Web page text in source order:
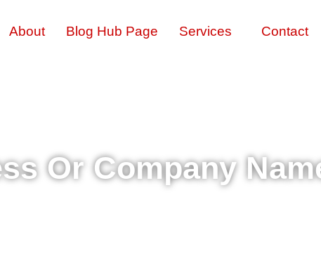
About Blog Hub Page Services Contact
Or Company